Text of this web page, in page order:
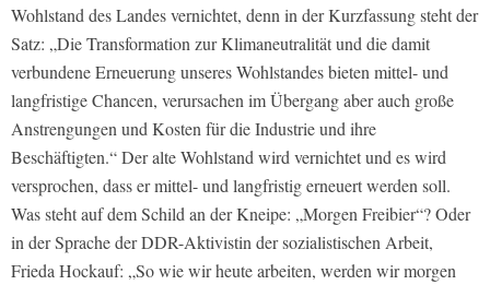
Wohlstand des Landes vernichtet, denn in der Kurzfassung steht der
Satz: „Die Transformation zur Klimaneutralität und die damit
verbundene Erneuerung unseres Wohlstandes bieten mittel- und
langfristige Chancen, verursachen im Übergang aber auch große
Anstrengungen und Kosten für die Industrie und ihre
Beschäftigten.“ Der alte Wohlstand wird vernichtet und es wird
versprochen, dass er mittel- und langfristig erneuert werden soll.
Was steht auf dem Schild an der Kneipe: „Morgen Freibier“? Oder
in der Sprache der DDR-Aktivistin der sozialistischen Arbeit,
Frieda Hockauf: „So wie wir heute arbeiten, werden wir morgen